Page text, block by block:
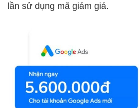
lần sử dụng mã giảm giá.